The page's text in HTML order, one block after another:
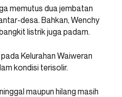
memutus dua jembatan
desa. Bahkan, Wenchy
listrik juga padam.
Kelurahan Waiweran
kondisi terisolir.
maupun hilang masih